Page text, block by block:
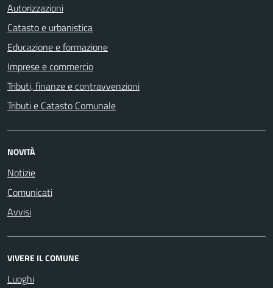
Autorizzazioni
Catasto e urbanistica
Educazione e formazione
Imprese e commercio
Tributi, finanze e contravvenzioni
Tributi e Catasto Comunale
NOVITÀ
Notizie
Comunicati
Avvisi
VIVERE IL COMUNE
Luoghi